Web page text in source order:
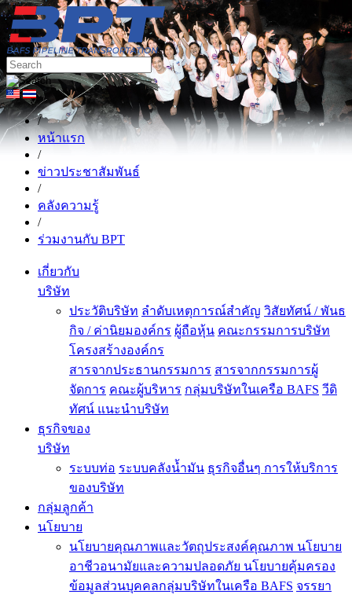
/
หน้าแรก
/
ข่าวประชาสัมพันธ์
/
คลังความรู้
/
ร่วมงานกับ BPT
เกี่ยวกับ
บริษัท
ประวัติบริษัท ลำดับเหตุการณ์สำคัญ วิสัยทัศน์ / พันธ
กิจ / ค่านิยมองค์กร ผู้ถือหุ้น คณะกรรมการบริษัท
โครงสร้างองค์กร
สารจากประธานกรรมการ สารจากกรรมการผู้
จัดการ คณะผู้บริหาร กลุ่มบริษัทในเครือ BAFS วีดิ
ทัศน์ แนะนำบริษัท
ธุรกิจของ
บริษัท
ระบบท่อ ระบบคลังน้ำมัน ธุรกิจอื่นๆ การให้บริการ
ของบริษัท
กลุ่มลูกค้า
นโยบาย
นโยบายคุณภาพและวัตถุประสงค์คุณภาพ นโยบาย
อาชีวอนามัยและความปลอดภัย นโยบายคุ้มครอง
ข้อมูลส่วนบุคคลกลุ่มบริษัทในเครือ BAFS จรรยา